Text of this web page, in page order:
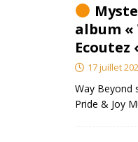
album «
Ecoutez
17 juillet
Way Beyond
Pride & Joy